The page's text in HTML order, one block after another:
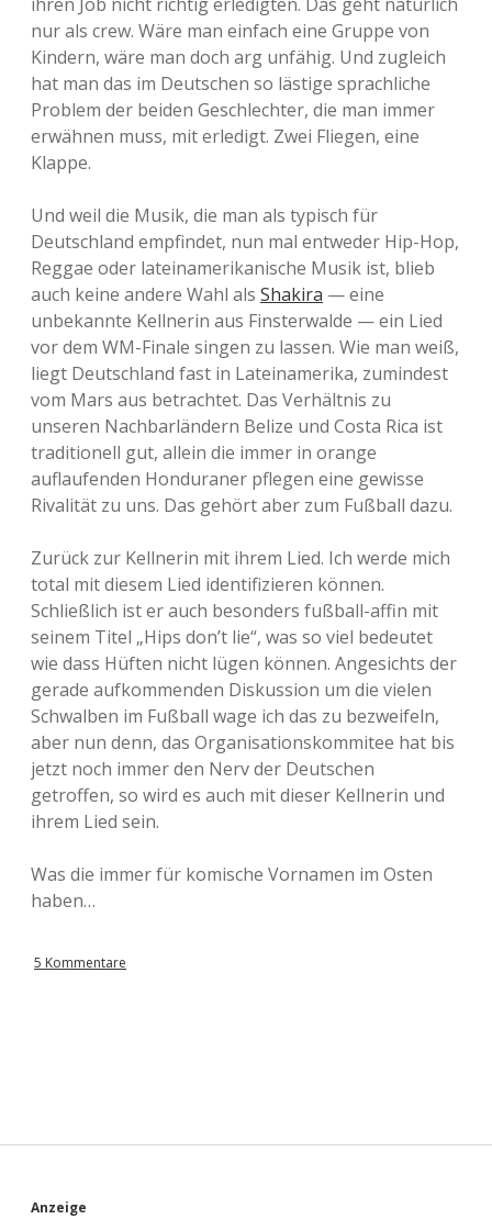
nur als crew. Wäre man einfach eine Gruppe von
Kindern, wäre man doch arg unfähig. Und zugleich
hat man das im Deutschen so lästige sprachliche
Problem der beiden Geschlechter, die man immer
erwähnen muss, mit erledigt. Zwei Fliegen, eine
Klappe.
Und weil die Musik, die man als typisch für
Deutschland empfindet, nun mal entweder Hip-Hop,
Reggae oder lateinamerikanische Musik ist, blieb
auch keine andere Wahl als Shakira — eine
unbekannte Kellnerin aus Finsterwalde — ein Lied
vor dem WM-Finale singen zu lassen. Wie man weiß,
liegt Deutschland fast in Lateinamerika, zumindest
vom Mars aus betrachtet. Das Verhältnis zu
unseren Nachbarländern Belize und Costa Rica ist
traditionell gut, allein die immer in orange
auflaufenden Honduraner pflegen eine gewisse
Rivalität zu uns. Das gehört aber zum Fußball dazu.
Zurück zur Kellnerin mit ihrem Lied. Ich werde mich
total mit diesem Lied identifizieren können.
Schließlich ist er auch besonders fußball-affin mit
seinem Titel „Hips don’t lie“, was so viel bedeutet
wie dass Hüften nicht lügen können. Angesichts der
gerade aufkommenden Diskussion um die vielen
Schwalben im Fußball wage ich das zu bezweifeln,
aber nun denn, das Organisationskommitee hat bis
jetzt noch immer den Nerv der Deutschen
getroffen, so wird es auch mit dieser Kellnerin und
ihrem Lied sein.
Was die immer für komische Vornamen im Osten
haben…
5 Kommentare
Anzeige